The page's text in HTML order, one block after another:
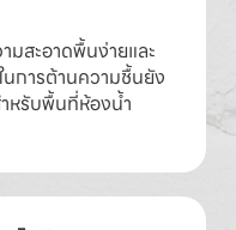
มสะอาดพื้นง่ายและ
การต้านความชื้นยัง
หรับพื้นที่ห้องน้ำ